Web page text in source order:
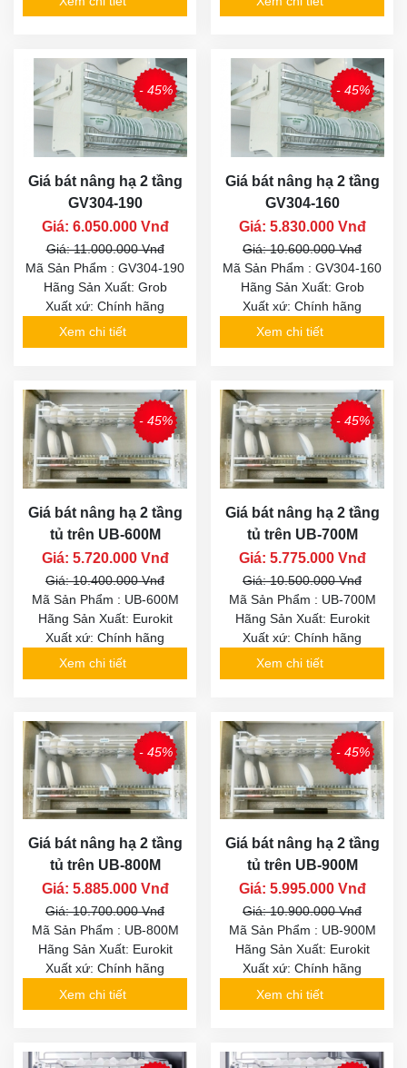
- 45%
Giá bát nâng hạ 2 tầng
GV304-190
Giá: 6.050.000 Vnđ
Giá: 11.000.000 Vnđ
Mã Sản Phẩm : GV304-190
Hãng Sản Xuất: Grob
Xuất xứ: Chính hãng
Xem chi tiết
- 45%
Giá bát nâng hạ 2 tầng
GV304-160
Giá: 5.830.000 Vnđ
Giá: 10.600.000 Vnđ
Mã Sản Phẩm : GV304-160
Hãng Sản Xuất: Grob
Xuất xứ: Chính hãng
Xem chi tiết
- 45%
Giá bát nâng hạ 2 tầng
tủ trên UB-600M
Giá: 5.720.000 Vnđ
Giá: 10.400.000 Vnđ
Mã Sản Phẩm : UB-600M
Hãng Sản Xuất: Eurokit
Xuất xứ: Chính hãng
Xem chi tiết
- 45%
Giá bát nâng hạ 2 tầng
tủ trên UB-700M
Giá: 5.775.000 Vnđ
Giá: 10.500.000 Vnđ
Mã Sản Phẩm : UB-700M
Hãng Sản Xuất: Eurokit
Xuất xứ: Chính hãng
Xem chi tiết
- 45%
Giá bát nâng hạ 2 tầng
tủ trên UB-800M
Giá: 5.885.000 Vnđ
Giá: 10.700.000 Vnđ
Mã Sản Phẩm : UB-800M
Hãng Sản Xuất: Eurokit
Xuất xứ: Chính hãng
Xem chi tiết
- 45%
Giá bát nâng hạ 2 tầng
tủ trên UB-900M
Giá: 5.995.000 Vnđ
Giá: 10.900.000 Vnđ
Mã Sản Phẩm : UB-900M
Hãng Sản Xuất: Eurokit
Xuất xứ: Chính hãng
Xem chi tiết